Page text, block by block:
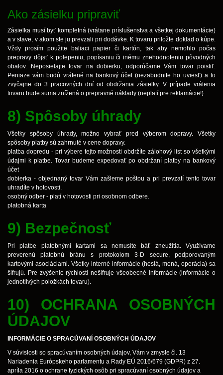
Ako zásielku pripraviť
Zásielka musí byť kompletná (vrátane príslušenstva a všetkej dokumentácie)
a v stave, v akom ste ju prevzali pri dodávke. K tovaru priložte doklad o kúpe.
Vždy prosím použite baliaci papier či kartón, tak aby nemohlo počas
prepravy dôjsť k polepeniu, popísaniu či inému znehodnoteniu pôvodných
obalov. Neposielajte tovar na dobierku, odporúčame Vám tovar poistiť.
Peniaze vám budú vrátené na bankový účet (nezabudnite ho uviesť) a to
zvyčajne do 3 pracovných dní od obdržania zásielky. V prípade vrátenia
tovaru bude suma znížená o prepravné náklady (neplatí pre reklamácie!).
8) Spôsoby úhrady
Všetky spôsoby úhrady, možno vybrať pred výberom dopravy. Všetky
spôsoby platby sú zahrnuté v cene dopravy.
platba dopredu - pri výbere tejto možnosti obdržíte zálohový list so všetkými
údajmi k platbe. Tovar budeme expedovať po obdržaní platby na bankový
účet
dobierka - objednaný tovar Vám zašleme poštou a pri prevzatí tento tovar
uhradíte v hotovosti.
osobný odber - platí v hotovosti pri osobnom odbere.
platobná karta
9) Bezpečnosť
Pri platbe platobnými kartami sa nemusíte báť zneužitia. Využívame
preverenú platobnú bránu s protokolom 3-D secure, podporovaným
kartovými asociáciami. Všetky interné informácie (heslá, mená, operácia) sa
šifrujú. Pre zvýšenie rýchlosti nešifruje všeobecné informácie (informácie o
jednotlivých položkách tovaru).
10) OCHRANA OSOBNÝCH
ÚDAJOV
INFORMÁCIE O SPRACÚVANÍ OSOBNÝCH ÚDAJOV
V súvislosti so spracúvaním osobných údajov, Vám v zmysle čl. 13
Nariadenia Európskeho parlamentu a Rady EÚ 2016/679 (GDPR) z 27.
apríla 2016 o ochrane fyzických osôb pri spracúvaní osobných údajov a